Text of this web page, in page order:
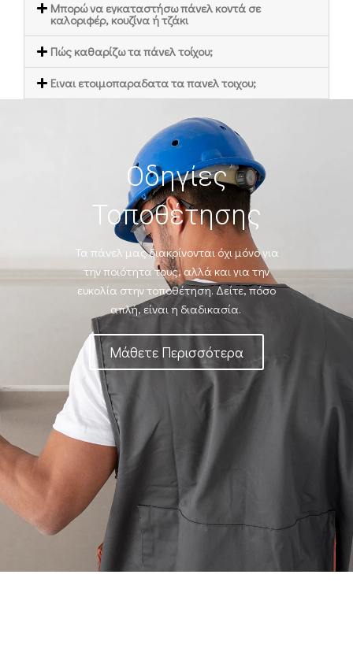
Mπορώ να εγκαταστήσω πάνελ κοντά σε
καλοριφέρ, κουζίνα ή τζάκι
Πώς καθαρίζω τα πάνελ τοίχου;
Ειναι ετοιμοπαραδατα τα πανελ τοιχου;
Οδηγίες
Τοποθέτησης
Τα πάνελ μας διακρίνονται όχι μόνο για
την ποιότητα τους, αλλά και για την
ευκολία στην τοποθέτηση. Δείτε, πόσο
απλή, είναι η διαδικασία.
Μάθετε Περισσότερα